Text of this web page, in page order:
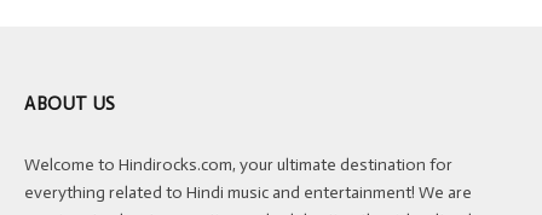
ABOUT US
Welcome to Hindirocks.com, your ultimate destination for
everything related to Hindi music and entertainment! We are